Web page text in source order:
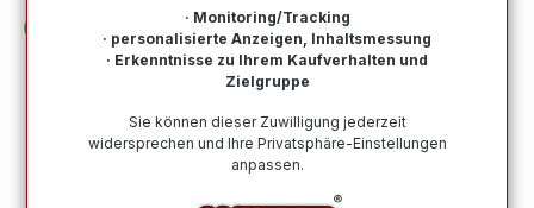
· Monitoring/Tracking
· personalisierte Anzeigen, Inhaltsmessung
· Erkenntnisse zu Ihrem Kaufverhalten und
Zielgruppe
Sie können dieser Zuwilligung jederzeit
widersprechen und Ihre Privatsphäre-Einstellungen
anpassen.